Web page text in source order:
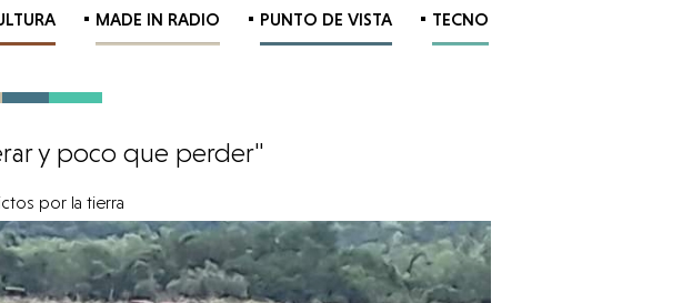
MADE IN RADIO PUNTO DE VISTA TECNO
y poco que perder"
por la tierra